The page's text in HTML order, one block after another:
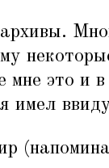
это и
имел